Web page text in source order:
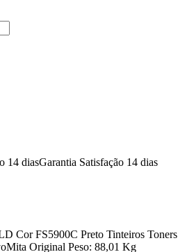
Garantia Satisfação 14 dias
Cor FS5900C Preto Tinteiros Toners
Original Peso: 88,01 Kg